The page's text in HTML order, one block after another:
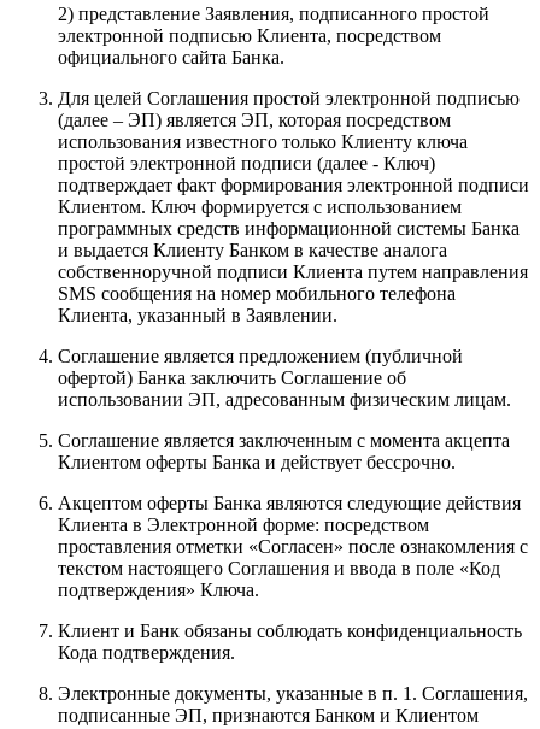
2) представление Заявления, подписанного простой
электронной подписью Клиента, посредством
официального сайта Банка.
Для целей Соглашения простой электронной подписью
(далее – ЭП) является ЭП, которая посредством
использования известного только Клиенту ключа
простой электронной подписи (далее - Ключ)
подтверждает факт формирования электронной подписи
Клиентом. Ключ формируется с использованием
программных средств информационной системы Банка
и выдается Клиенту Банком в качестве аналога
собственноручной подписи Клиента путем направления
SMS сообщения на номер мобильного телефона
Клиента, указанный в Заявлении.
Соглашение является предложением (публичной
офертой) Банка заключить Соглашение об
использовании ЭП, адресованным физическим лицам.
Соглашение является заключенным с момента акцепта
Клиентом оферты Банка и действует бессрочно.
Акцептом оферты Банка являются следующие действия
Клиента в Электронной форме: посредством
проставления отметки «Согласен» после ознакомления с
текстом настоящего Соглашения и ввода в поле «Код
подтверждения» Ключа.
Клиент и Банк обязаны соблюдать конфиденциальность
Кода подтверждения.
Электронные документы, указанные в п. 1. Соглашения,
подписанные ЭП, признаются Банком и Клиентом